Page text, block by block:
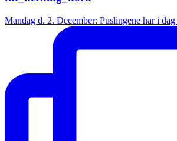
Mandag d. 2. December: Puslingene har i